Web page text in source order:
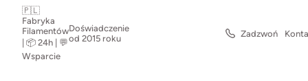
🇵🇱
Fabryka
Filamentów
| 📦 24h | 💬
Wsparcie
Doświadczenie
od 2015 roku
Zadzwoń